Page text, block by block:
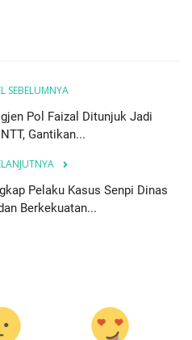
SEBELUMNYA
Pol Faizal Ditunjuk Jadi
Gantikan...
Pelaku Kasus Senpi Dinas
Berkekuatan...